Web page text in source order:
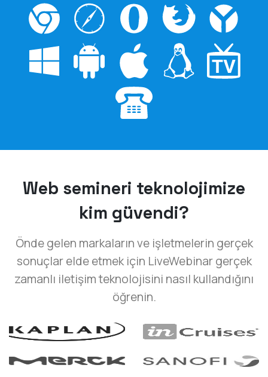
kim güvendi?
sonuçlar elde etmek için LiveWebinar gerçek
zamanlı iletişim teknolojisini nasıl kullandığını
öğrenin.